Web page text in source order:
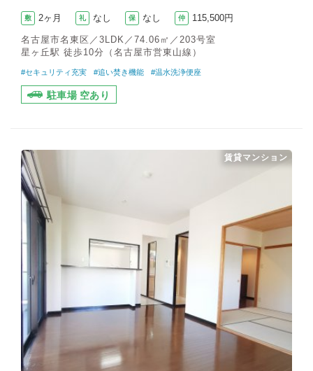
敷 2ヶ月 礼 なし 保 なし 仲 115,500円
名古屋市名東区／3LDK／74.06㎡／203号室
星ヶ丘駅 徒歩10分（名古屋市営東山線）
#セキュリティ充実 #追い焚き機能 #温水洗浄便座
駐車場 空あり
賃貸マンション